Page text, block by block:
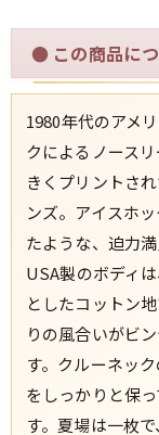
週刊ラッシュ
古着コラム
メディア・イ
Youtube 古着
スタッフコー
● この商品に
1980年代のアメ
クによるノース
きくプリントさ
ンズ。アイスホ
たような、迫力
USA製のボディ
としたコットン
りの風合いがビ
す。クルーネッ
をしっかりと保
す。夏場は一枚